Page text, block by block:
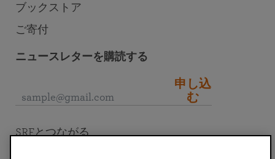
ブックストア
ご寄付
ニュースレターを購読する
申し込
む
SRFとつながる